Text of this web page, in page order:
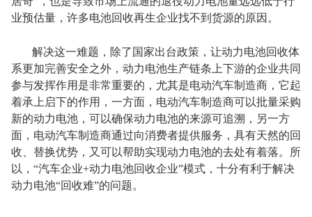
业预估量，许多电池回收再生企业找不到货源的原因。
解决这一难题，除了国家出台政策，让动力电池回收体
系更加完善安全之外，动力电池生产链条上下游的企业共同
参与发挥作用是非常重要的，尤其是电动汽车制造商，它起
着承上启下的作用，一方面，电动汽车制造商可以批量采购
新的动力电池，可以确保动力电池的来源可追溯，另一方
面，电动汽车制造商通过向消费者提供服务，具有天然的回
收、替换优势，又可以帮助实现动力电池的去处有着落。所
以，“汽车企业+动力电池回收企业”模式，十分有利于解决
动力电池“回收难”的问题。